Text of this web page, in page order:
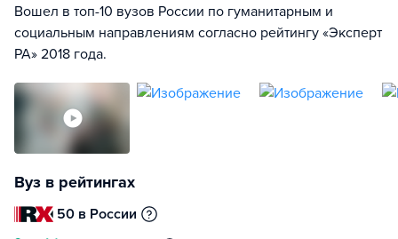
Вошел в топ-10 вузов России по гуманитарным и
социальным направлениям согласно рейтингу «Эксперт
РА» 2018 года.
Вуз в рейтингах
50 в России